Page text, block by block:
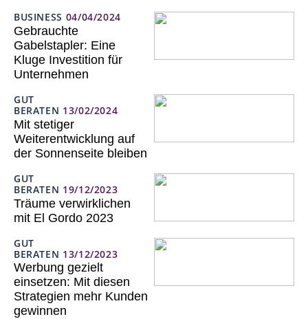
BUSINESS 04/04/2024
Gebrauchte
Gabelstapler: Eine
Kluge Investition für
Unternehmen
GUT
BERATEN 13/02/2024
Mit stetiger
Weiterentwicklung auf
der Sonnenseite bleiben
GUT
BERATEN 19/12/2023
Träume verwirklichen
mit El Gordo 2023
GUT
BERATEN 13/12/2023
Werbung gezielt
einsetzen: Mit diesen
Strategien mehr Kunden
gewinnen